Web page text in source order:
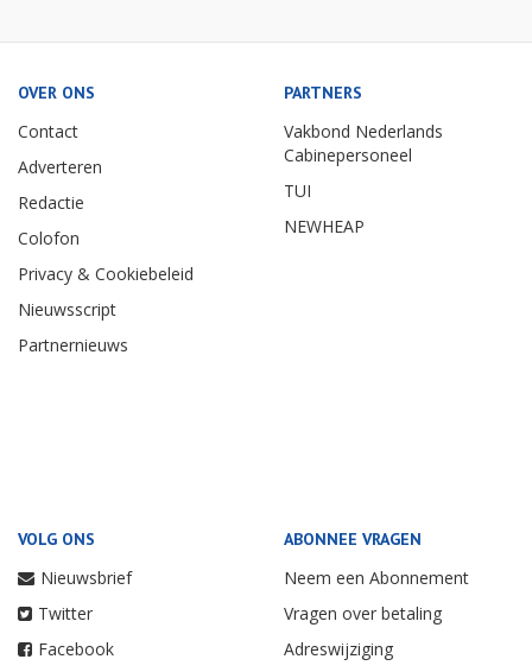
OVER ONS
Contact
Adverteren
Redactie
Colofon
Privacy & Cookiebeleid
Nieuwsscript
Partnernieuws
PARTNERS
Vakbond Nederlands
Cabinepersoneel
TUI
NEWHEAP
VOLG ONS
Nieuwsbrief
Twitter
Facebook
ABONNEE VRAGEN
Neem een Abonnement
Vragen over betaling
Adreswijziging